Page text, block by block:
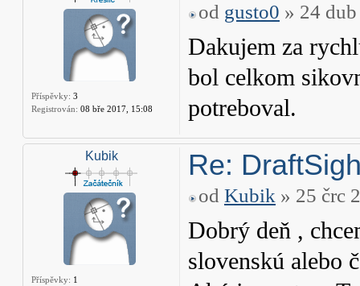
Příspěvky: 3
Registrován: 08 bře 2017, 15:08
od gusto0 » 24
Dakujem za
bol celkom
potreboval.
Kubik
Příspěvky: 1
Re:
od Kubik » 25 črc
Dobrý deň ,
slovenskú alebo